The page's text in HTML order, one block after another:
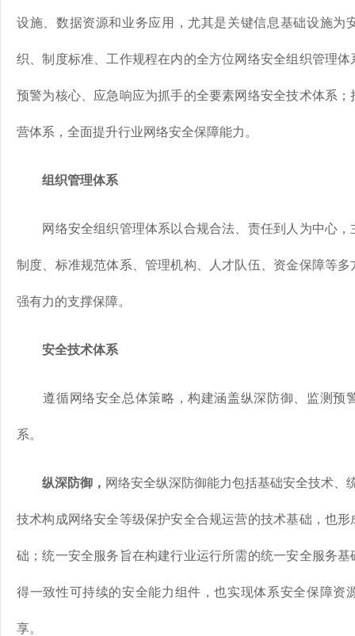
设施、数据资源和业务应用，尤其是关键信息基础设施为
织、制度标准、工作规程在内的全方位网络安全组织管理
预警为核心、应急响应为抓手的全要素网络安全技术体系
营体系，全面提升行业网络安全保障能力。
组织管理体系
网络安全组织管理体系以合规合法、责任到人为中心，
制度、标准规范体系、管理机构、人才队伍、资金保障等
强有力的支撑保障。
安全技术体系
遵循网络安全总体策略，构建涵盖纵深防御、监测预
系。
纵深防御， 网络安全纵深防御能力包括基础安全技术、
技术构成网络安全等级保护安全合规运营的技术基础，也
础；统一安全服务旨在构建行业运行所需的统一安全服务
得一致性可持续的安全能力组件，也实现体系安全保障资
享。